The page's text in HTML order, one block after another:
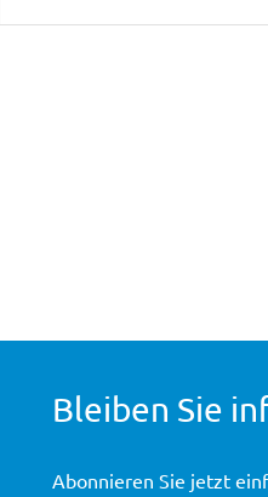
Bleiben Sie
Abonnieren Sie jetzt